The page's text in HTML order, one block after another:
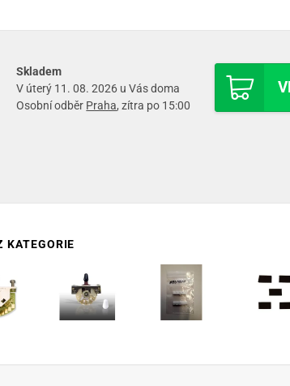
Skladem
V úterý 11. 08. 2026 u Vás doma
Osobní odběr Praha, zítra po 15:00
KATEGORIE